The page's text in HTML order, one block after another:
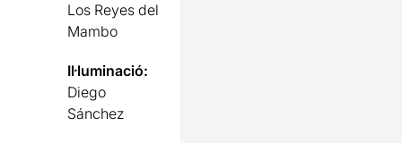
Los Reyes del
Mambo
Il·luminació:
Diego
Sánchez